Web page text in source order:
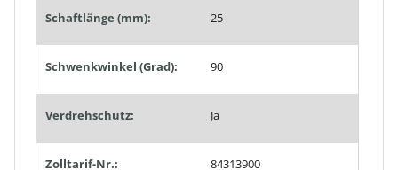
Schaftlänge (mm): 25
Schwenkwinkel (Grad): 90
Verdrehschutz: Ja
Zolltarif-Nr.: 84313900